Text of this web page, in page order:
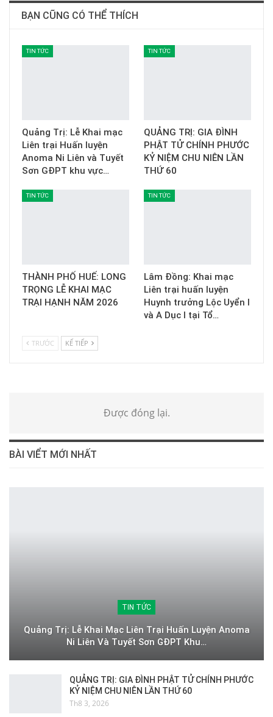
BẠN CŨNG CÓ THỂ THÍCH
TIN TỨC
Quảng Trị: Lễ Khai mạc
Liên trại Huấn luyện
Anoma Ni Liên và Tuyết
Sơn GĐPT khu vực…
TIN TỨC
QUẢNG TRỊ: GIA ĐÌNH
PHẬT TỬ CHÍNH PHƯỚC
KỶ NIỆM CHU NIÊN LẦN
THỨ 60
TIN TỨC
THÀNH PHỐ HUẾ: LONG
TRỌNG LỄ KHAI MẠC
TRẠI HẠNH NĂM 2026
TIN TỨC
Lâm Đồng: Khai mạc
Liên trại huấn luyện
Huynh trưởng Lộc Uyển I
và A Dục I tại Tổ…
TRƯỚC KẾ TIẾP
Được đóng lại.
BÀI VIỂT MỚI NHẤT
TIN TỨC
Quảng Trị: Lễ Khai Mạc Liên Trại Huấn Luyện Anoma
Ni Liên Và Tuyết Sơn GĐPT Khu…
QUẢNG TRỊ: GIA ĐÌNH PHẬT TỬ CHÍNH PHƯỚC
KỶ NIỆM CHU NIÊN LẦN THỨ 60
Th8 3, 2026